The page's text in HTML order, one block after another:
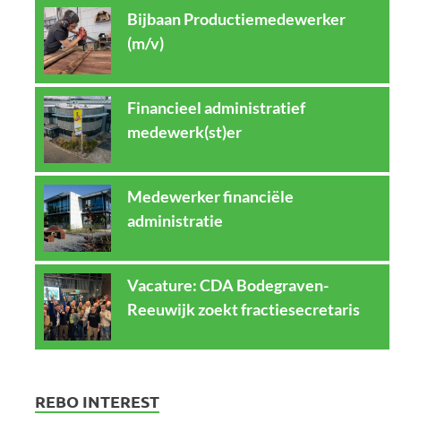
Bijbaan Productiemedewerker
(m/v)
Financieel administratief
medewerk(st)er
Medewerker financiële
administratie
Vacature: CDA Bodegraven-
Reeuwijk zoekt fractiesecretaris
REBO INTEREST